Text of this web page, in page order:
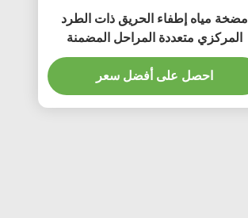
مضخة مياه إطفاء الحريق ذات الطرد
المركزي متعددة المراحل المضمنة
احصل على أفضل سعر